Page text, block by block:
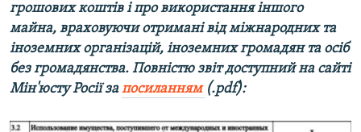
грошових коштів і про використання іншого
майна, враховуючи отримані від міжнародних та
іноземних організацій, іноземних громадян та осіб
без громадянства. Повністю звіт доступний на сайті
Мін'юсту Росії запосиланням (.pdf):